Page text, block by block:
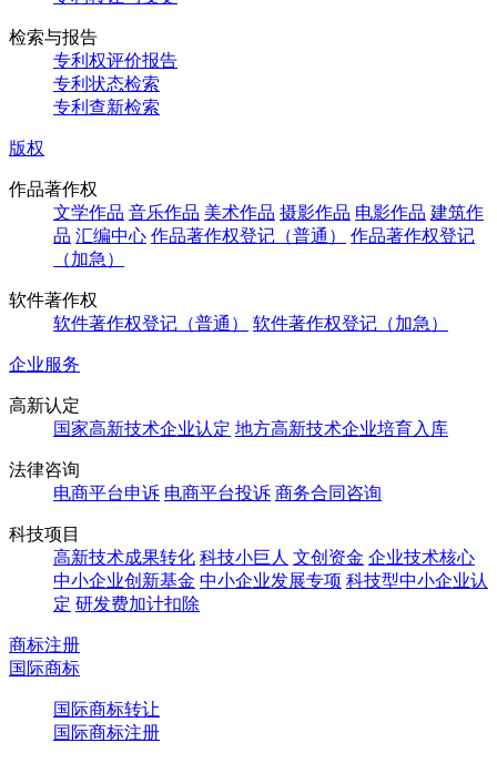
检索与报告
专利权评价报告
专利状态检索
专利查新检索
版权
作品著作权
文学作品 音乐作品 美术作品 摄影作品 电影作品 建筑作
品 汇编中心 作品著作权登记（普通）
作品著作权登记
（加急）
软件著作权
软件著作权登记（普通）
软件著作权登记（加急）
企业服务
高新认定
国家高新技术企业认定 地方高新技术企业培育入库
法律咨询
电商平台申诉 电商平台投诉 商务合同咨询
科技项目
高新技术成果转化 科技小巨人 文创资金 企业技术核心
中小企业创新基金 中小企业发展专项 科技型中小企业认
定 研发费加计扣除
商标注册
国际商标
国际商标转让
国际商标注册